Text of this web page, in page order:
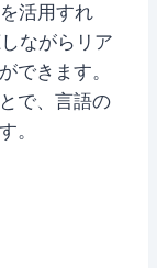
活用すれ
ながらリア
できます。
で、言語の
。